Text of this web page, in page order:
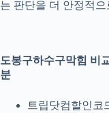
는 판단을 더 안정적
도봉구하수구막힘 비
분
트립닷컴할인코